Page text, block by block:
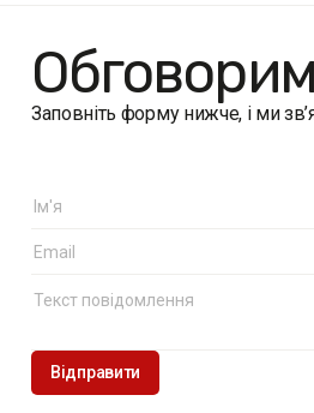
Заповніть форму нижче, і ми